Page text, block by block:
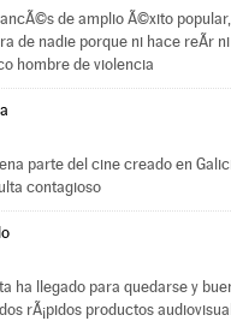
de amplio Ã©xito
de nadie porque ni hace reÃ­r
hombre de violencia
parte del cine creado en
contagioso
ha llegado para quedarse y
rÃ¡pidos productos